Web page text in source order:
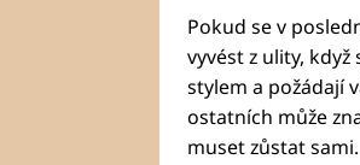
Pokud se v
vyvést z ulity,
stylem a požádají
ostatních může
muset zůstat sami.